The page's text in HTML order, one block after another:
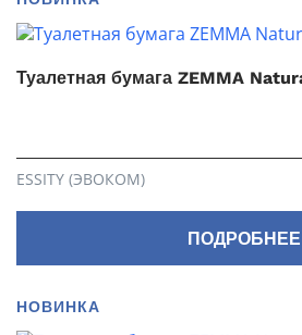
Туалетная бумага ZEMMA
ESSITY (ЭВОКОМ)
ПОДРОБНЕЕ
НОВИНКА